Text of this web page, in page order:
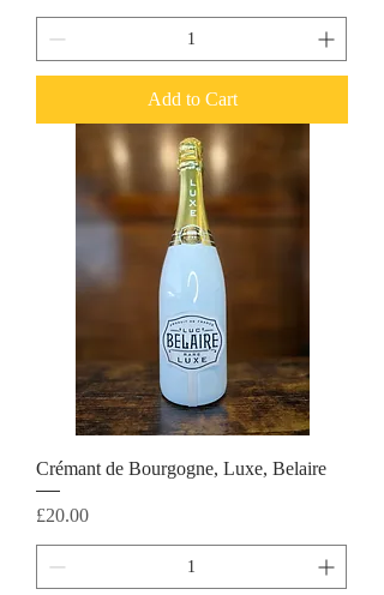
Add to Cart
Crémant de Bourgogne, Luxe, Belaire
Price
£20.00